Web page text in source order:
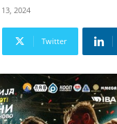
13, 2024
Twitter